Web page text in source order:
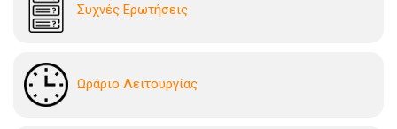
Συχνές Ερωτήσεις
Ωράριο Λειτουργίας